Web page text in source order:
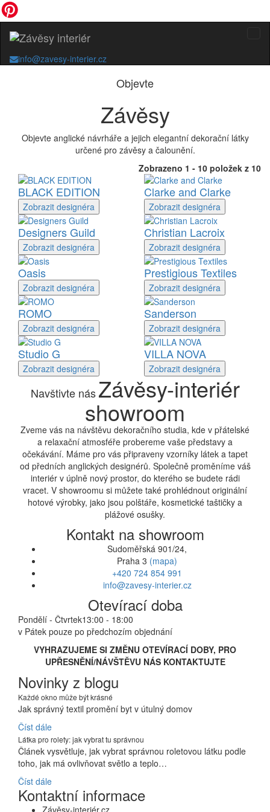
info@zavesy-interier.cz
Objevte
Závěsy
Objevte anglické návrháře a jejich elegantní dekorační látky
určené pro závěsy a čalounění.
Zobrazeno 1 - 10 položek z 10
BLACK EDITION
Zobrazit designéra
Clarke and Clarke
Zobrazit designéra
Designers Guild
Zobrazit designéra
Christian Lacroix
Zobrazit designéra
Oasis
Zobrazit designéra
Prestigious Textiles
Zobrazit designéra
ROMO
Zobrazit designéra
Sanderson
Zobrazit designéra
Studio G
Zobrazit designéra
VILLA NOVA
Zobrazit designéra
Navštivte nás Závěsy-interiér
showroom
Zveme vás na návštěvu dekoračního studia, kde v přátelské
a relaxační atmosféře probereme vaše představy a
očekávání. Máme pro vás připraveny vzorníky látek a tapet
od předních anglických designérů. Společně proměníme váš
interiér v úplně nový prostor, do kterého se budete rádi
vracet. V showroomu si můžete také prohlédnout originální
hotové výrobky, jako jsou polštáře, kosmetické taštičky a
plážové osušky.
Kontakt na showroom
Sudoměřská 901/24,
Praha 3 (mapa)
+420 724 854 991
info@zavesy-interier.cz
Otevírací doba
Pondělí - Čtvrtek13:00 - 18:00
v Pátek pouze po předchozím objednání
VYHRAZUJEME SI ZMĚNU OTEVÍRACÍ DOBY, PRO
UPŘESNĚNÍ/NÁVŠTĚVU NÁS KONTAKTUJTE
Novinky z blogu
Každé okno může být krásné
Jak správný textil promění byt v útulný domov
Číst dále
Látka pro rolety: jak vybrat tu správnou
Článek vysvětluje, jak vybrat správnou roletovou látku podle
toho, jak má ovlivňovat světlo a teplo…
Číst dále
Kontaktní informace
Závěsy-interiér.cz